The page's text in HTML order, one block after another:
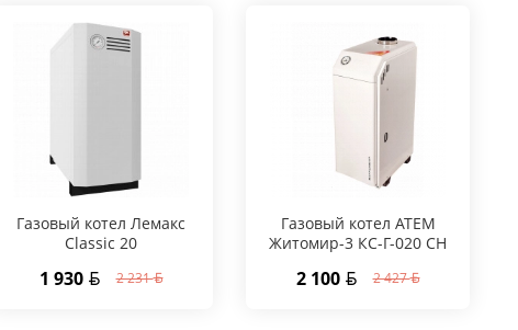
Газовый котел Лемакс
Classic 20
1 930 2 231
Газовый котел АТЕМ
Житомир-3 КС-Г-020 СН
2 100 2 427